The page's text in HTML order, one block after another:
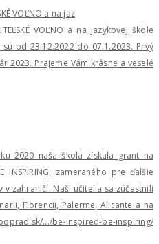
VOĽNO a na jaz